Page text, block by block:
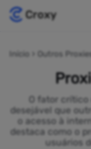
Início Outros
O fator
desejável que
o acesso à
destaca como o
usuários